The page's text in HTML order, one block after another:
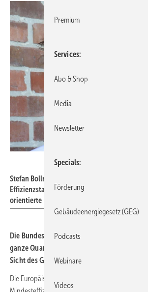
Stefan Bolln: „Wir brauchen keine
Effizienzstandards auf die Quartiersebene,
orientierte Förderpolitik.“
Die Bundesregierung favorisiert
ganze Quartiere und nicht für einzelne
Sicht des GIH den Handlungsdruck für
Die Europäische Union berät derzeit individuelle
Premium
Services
Abo & Shop
Media
Newsletter
Specials
Förderung
Gebäudeenergiegesetz (GEG)
Podcasts
Webinare
Videos